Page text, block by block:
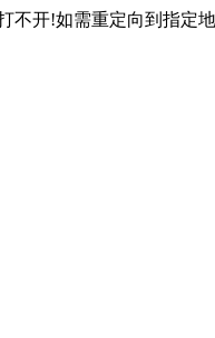
不开!如需重定向到指定